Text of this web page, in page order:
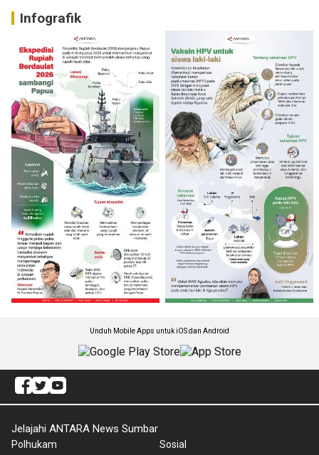
Infografik
Unduh Mobile Apps untuk iOS dan Android
Jelajahi ANTARA News Sumbar
Polhukam Sosial